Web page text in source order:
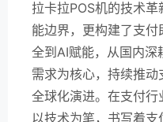
拉卡拉POS机的技术
能边界，更构建了支
全到AI赋能，从国内深
需求为核心，持续推动
全球化演进。在支付
以技术为笔，书写着支